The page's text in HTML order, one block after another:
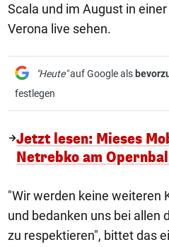
Scala und im August in
Verona live sehen.
"Heute"auf Google als
festlegen
Jetzt lesen: Mieses
Netrebko am
"Wir werden keine weiteren
und bedanken uns bei allen
zu respektieren", bittet das